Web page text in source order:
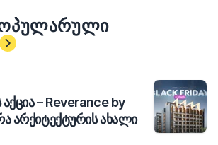
– Reverance by
არქიტექტურის ახალი